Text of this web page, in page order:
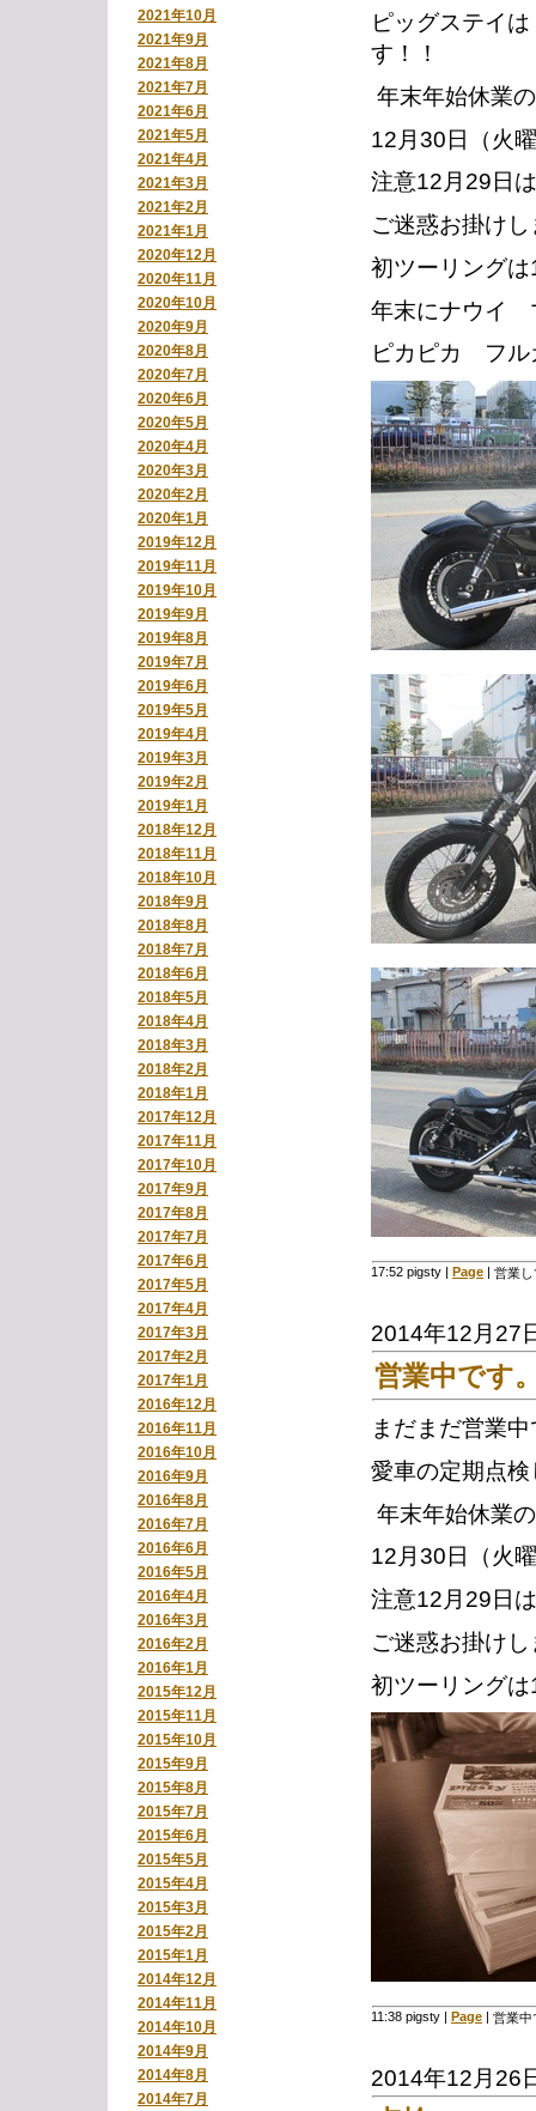
2021年10月
2021年9月
2021年8月
2021年7月
2021年6月
2021年5月
2021年4月
2021年3月
2021年2月
2021年1月
2020年12月
2020年11月
2020年10月
2020年9月
2020年8月
2020年7月
2020年6月
2020年5月
2020年4月
2020年3月
2020年2月
2020年1月
2019年12月
2019年11月
2019年10月
2019年9月
2019年8月
2019年7月
2019年6月
2019年5月
2019年4月
2019年3月
2019年2月
2019年1月
2018年12月
2018年11月
2018年10月
2018年9月
2018年8月
2018年7月
2018年6月
2018年5月
2018年4月
2018年3月
2018年2月
2018年1月
2017年12月
2017年11月
2017年10月
2017年9月
2017年8月
2017年7月
2017年6月
2017年5月
2017年4月
2017年3月
2017年2月
2017年1月
2016年12月
2016年11月
2016年10月
2016年9月
2016年8月
2016年7月
2016年6月
2016年5月
2016年4月
2016年3月
2016年2月
2016年1月
2015年12月
2015年11月
2015年10月
2015年9月
2015年8月
2015年7月
2015年6月
2015年5月
2015年4月
2015年3月
2015年2月
2015年1月
2014年12月
2014年11月
2014年10月
2014年9月
2014年8月
2014年7月
ピッグステイ
す！！
年末年始休業
12月30日（火
注意12月29日
ご迷惑お掛け
初ツーリング
年末にナウイ
ピカピカ フル
17:52 pigsty | Page | 営業
2014年12月27
営業中です
まだまだ営業
愛車の定期点
年末年始休業
12月30日（火
注意12月29日
ご迷惑お掛け
初ツーリング
11:38 pigsty Page 営業中
2014年12月26